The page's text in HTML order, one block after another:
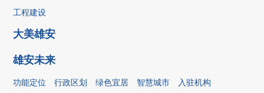
工程建设
大美雄安
雄安未来
功能定位 行政区划 绿色宜居 智慧城市 入驻机构